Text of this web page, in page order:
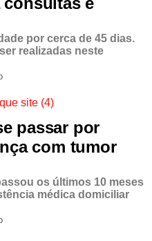
por cerca de 45 dias.
realizadas neste
passar por
com tumor
os últimos 10 meses
médica domiciliar